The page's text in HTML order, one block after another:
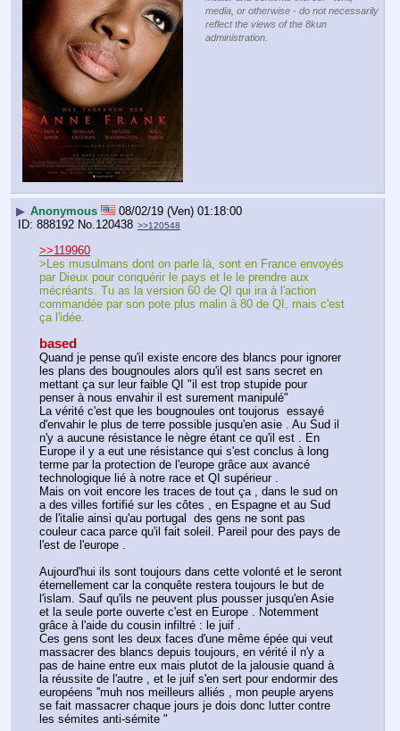
media, or otherwise - do not necessarily
reflect the views of the 8kun
administration.
▶ Anonymous
08/02/19 (Ven) 01:18:00
888192 No. 120438 >>120548
>>119960
>Les musulmans dont on parle là, sont en France envoyés
par Dieux pour conquérir le pays et le le prendre aux
mécréants. Tu as la version 60 de QI qui ira à l'action
commandée par son pote plus malin à 80 de QI, mais c'est
ça l'idée.
based
Quand je pense qu'il existe encore des blancs pour ignorer
les plans des bougnoules alors qu'il est sans secret en
mettant ça sur leur faible QI "il est trop stupide pour
penser à nous envahir il est surement manipulé"
La vérité c'est que les bougnoules ont toujorus  essayé
d'envahir le plus de terre possible jusqu'en asie . Au Sud il
n'y a aucune résistance le nègre étant ce qu'il est . En
Europe il y a eut une résistance qui s'est conclus à long
terme par la protection de l'europe grâce aux avancé
technologique lié à notre race et QI supérieur .
Mais on voit encore les traces de tout ça , dans le sud on
a des villes fortifié sur les côtes , en Espagne et au Sud
de l'italie ainsi qu'au portugal  des gens ne sont pas
couleur caca parce qu'il fait soleil. Pareil pour des pays de
l'est de l'europe .
Aujourd'hui ils sont toujours dans cette volonté et le seront
éternellement car la conquête restera toujours le but de
l'islam. Sauf qu'ils ne peuvent plus pousser jusqu'en Asie
et la seule porte ouverte c'est en Europe . Notemment
grâce à l'aide du cousin infiltré : le juif .
Ces gens sont les deux faces d'une même épée qui veut
massacrer des blancs depuis toujours, en vérité il n'y a
pas de haine entre eux mais plutot de la jalousie quand à
la réussite de l'autre , et le juif s'en sert pour endormir des
européens ''muh nos meilleurs alliés , mon peuple aryens
se fait massacrer chaque jours je dois donc lutter contre
les sémites anti-sémite "